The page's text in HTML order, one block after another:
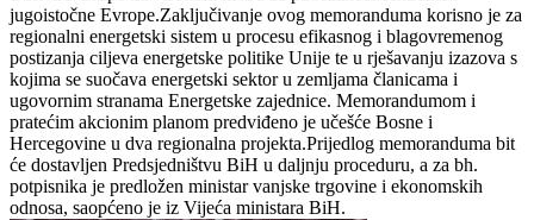
jugoistočne Evrope.Zaključivanje ovog memoranduma korisno je za
regionalni energetski sistem u procesu efikasnog i blagovremenog
postizanja ciljeva energetske politike Unije te u rješavanju izazova s
kojima se suočava energetski sektor u zemljama članicama i
ugovornim stranama Energetske zajednice. Memorandumom i
pratećim akcionim planom predviđeno je učešće Bosne i
Hercegovine u dva regionalna projekta.Prijedlog memoranduma bit
će dostavljen Predsjedništvu BiH u daljnju proceduru, a za bh.
potpisnika je predložen ministar vanjske trgovine i ekonomskih
odnosa, saopćeno je iz Vijeća ministara BiH.